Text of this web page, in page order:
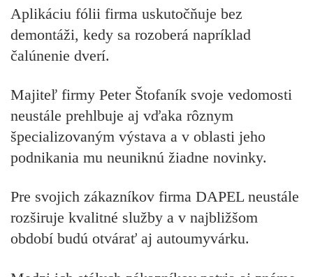
Aplikáciu fólii firma uskutočňuje bez
demontáži, kedy sa rozoberá napríklad
čalúnenie dverí.
Majiteľ firmy Peter Štofaník svoje vedomosti
neustále prehlbuje aj vďaka rôznym
špecializovaným výstava a v oblasti jeho
podnikania mu neuniknú žiadne novinky.
Pre svojich zákazníkov firma DAPEL neustále
rozširuje kvalitné služby a v najbližšom
období budú otvárať aj autoumyvárku.